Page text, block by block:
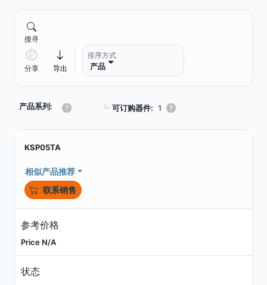
搜寻
分享 导出
排序方式
产品
产品系列: ┗ 可订购器件: 1
KSP05TA
相似产品推荐
联系销售
参考价格
Price N/A
状态